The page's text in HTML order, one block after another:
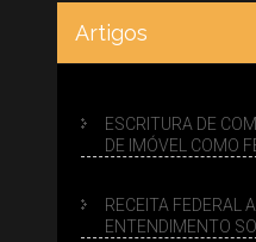
Artigos
ESCRITURA DE
DE IMÓVEL COMO
RECEITA FEDERAL
ENTENDIMENTO